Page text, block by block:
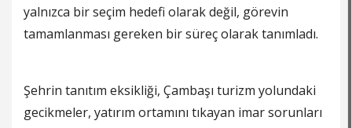
yalnızca bir seçim hedefi olarak değil, görevin
tamamlanması gereken bir süreç olarak tanımladı.
Şehrin tanıtım eksikliği, Çambaşı turizm yolundaki
gecikmeler, yatırım ortamını tıkayan imar sorunları